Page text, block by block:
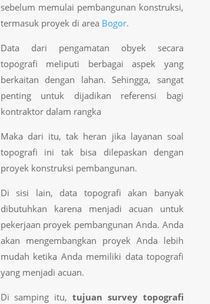
sebelum memulai pembangunan konstruksi,
termasuk proyek di area Bogor.
Data dari pengamatan obyek secara
topografi meliputi berbagai aspek yang
berkaitan dengan lahan. Sehingga, sangat
penting untuk dijadikan referensi bagi
kontraktor dalam rangka
Maka dari itu, tak heran jika layanan soal
topografi ini tak bisa dilepaskan dengan
proyek konstruksi pembangunan.
Di sisi lain, data topografi akan banyak
dibutuhkan karena menjadi acuan untuk
pekerjaan proyek pembangunan Anda. Anda
akan mengembangkan proyek Anda lebih
mudah ketika Anda memiliki data topografi
yang menjadi acuan.
Di samping itu,tujuan survey topografi